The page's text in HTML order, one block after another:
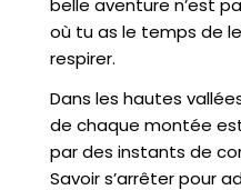
où tu as le temps de
respirer.
Dans les hautes
de chaque montée
par des instants de
Savoir s’arrêter pour